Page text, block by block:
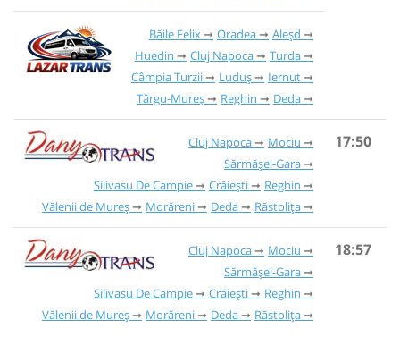
Băile Felix Oradea
Aleșd
Huedin
Cluj Napoca
Turda
Câmpia Turzii
Luduș
Iernut
Târgu-Mureș
Reghin Deda
Cluj Napoca
Mociu
Sărmășel-Gara
Silivasu De Campie
Crăiești
Reghin
Vălenii de Mureș
Morăreni Deda Răstolița
17:50
Cluj Napoca
Mociu
Sărmășel-Gara
Silivasu De Campie
Crăiești
Reghin
Vălenii de Mureș
Morăreni Deda Răstolița
18:57